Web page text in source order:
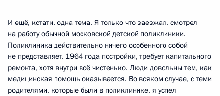
И ещё, кстати, одна тема. Я только что заезжал, смотрел
на работу обычной московской детской поликлиники.
Поликлиника действительно ничего особенного собой
не представляет, 1964 года постройки, требует капитального
ремонта, хотя внутри всё чистенько. Люди довольны тем, как
медицинская помощь оказывается. Во всяком случае, с теми
родителями, которые были в поликлинике, я успел